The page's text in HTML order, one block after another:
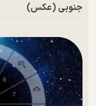
جنوبی (عکس)